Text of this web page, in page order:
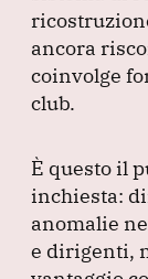
ancora
coinvolge
club.
È questo il
inchiesta:
anomalie
e dirigenti,